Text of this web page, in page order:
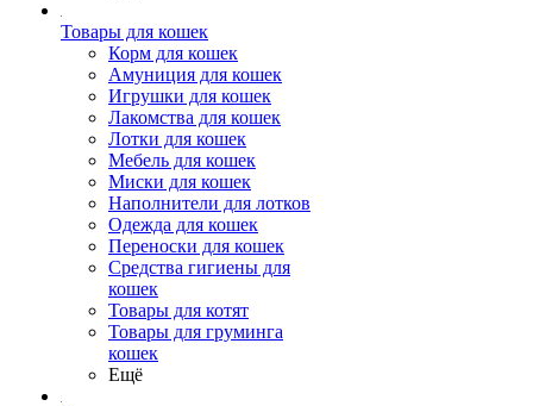
Товары для кошек
Корм для кошек
Амуниция для кошек
Игрушки для кошек
Лакомства для кошек
Лотки для кошек
Мебель для кошек
Миски для кошек
Наполнители для лотков
Одежда для кошек
Переноски для кошек
Средства гигиены для
кошек
Товары для котят
Товары для груминга
кошек
Ещё